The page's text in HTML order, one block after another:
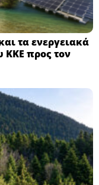
τα ενεργειακά
ΚΚΕ προς τον